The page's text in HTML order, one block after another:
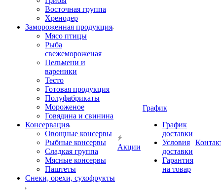
Восточная группа
Хренодер
Замороженная продукция
Мясо птицы
Рыба
свежемороженая
Пельмени и
вареники
Тесто
Готовая продукция
Полуфабрикаты
Мороженое
Говядина и свинина
Консервация
Овощные консервы
Рыбные консервы
Сладкая группа
Мясные консервы
Паштеты
Снеки, орехи, сухофрукты
Акции
График
График
доставки
Условия
доставки
Гарантия
на товар